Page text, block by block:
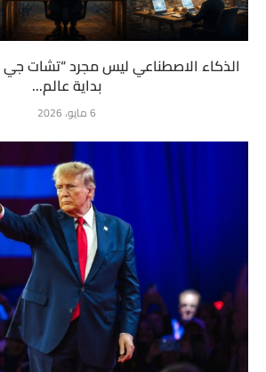
الذكاء الاصطناعي ليس مجرد “تشات
بداية عالم...
6 مايو، 2026